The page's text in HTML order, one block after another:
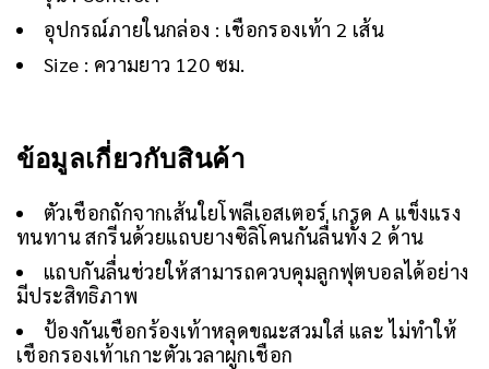
อุปกรณ์ภายในกล่อง : เชือกรองเท้า 2 เส้น
Size : ความยาว 120 ซม.
ข้อมูลเกี่ยวกับสินค้า
ตัวเชือกถักจากเส้นใยโพลีเอสเตอร์ เกรด A แข็งแรง
ทนทาน สกรีนด้วยแถบยางซิลิโคนกันลื่นทั้ง 2 ด้าน
แถบกันลื่นช่วยให้สามารถควบคุมลูกฟุตบอลได้อย่าง
มีประสิทธิภาพ
ป้องกันเชือกร้องเท้าหลุดขณะสวมใส่ และ ไม่ทำให้
เชือกรองเท้าเกาะตัวเวลาผูกเชือก